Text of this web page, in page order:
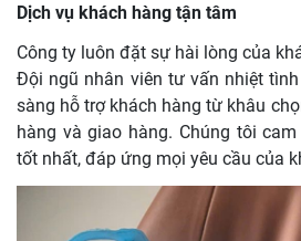
Dịch vụ khách hàng tận tâm
Công ty luôn đặt sự hài lòng của
Đội ngũ nhân viên tư vấn nhiệt
sàng hỗ trợ khách hàng từ khâu
hàng và giao hàng. Chúng tôi
tốt nhất, đáp ứng mọi yêu cầu của